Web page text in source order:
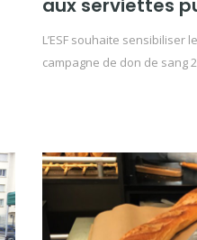
aux serviettes
L’ESF souhaite sensibiliser
campagne de don de sang